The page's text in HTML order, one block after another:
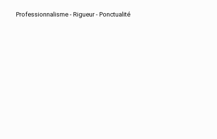
Professionnalisme - Rigueur - Ponctualité